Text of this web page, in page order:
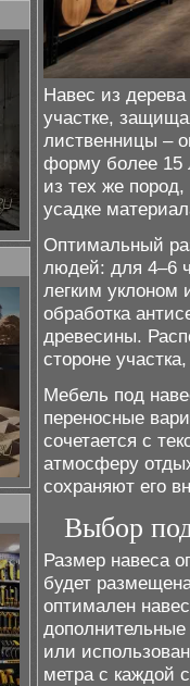
Навес из
участке,
лиственницы –
форму более 15
из тех же
усадке
Оптимальный
людей: для 4–6
легким уклоном
обработка
древесины.
стороне
Мебель под
переносные
сочетается с
атмосферу
сохраняют его
Выбор
Размер навеса
будет
оптимален
или
метра с каждой